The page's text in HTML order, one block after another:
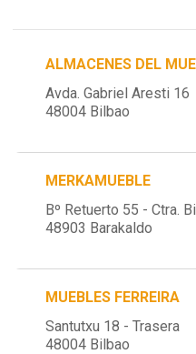
ALMACENES DEL
Avda. Gabriel Aresti 16
48004 Bilbao
MERKAMUEBLE
Bº Retuerto 55 - Ctra.
48903 Barakaldo
MUEBLES FERREIRA
Santutxu 18 - Trasera
48004 Bilbao